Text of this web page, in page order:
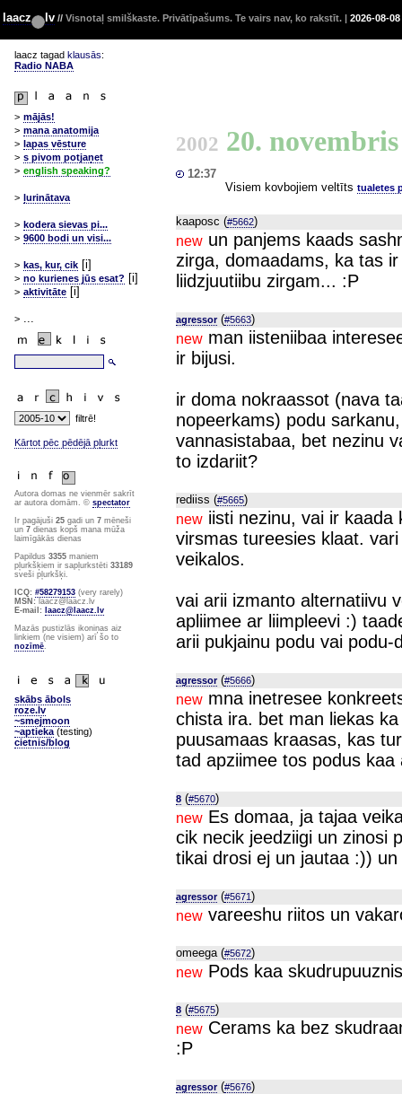
laacz lv // Visnotaļ smilškaste. Privātīpašums. Te vairs nav, ko rakstīt. | 2026-08-
laacz tagad klausās:
Radio NABA
> mājās!
> mana anatomija
> lapas vēsture
> s pivom potjaņet
> english speaking?
> ļurinātava
> kodera sievas pi...
> 9600 bodi un visi...
> kas, kur, cik [i]
> no kurienes jūs esat? [i]
> aktivitāte [i]
> ...
Kārtot pēc pēdējā pļurkt
Autora domas ne vienmēr sakrīt
ar autora domām. © spectator
Ir pagājuši 25 gadi un 7 mēneši
un 7 dienas kopš mana mūža
laimīgākās dienas
Papildus 3355 maniem
pļurkšķiem ir sapļurkstēti 33189
sveši pļurkšķi.
ICQ: #58279153 (very rarely)
MSN: laacz@laacz.lv
E-mail:
laacz@laacz.lv
Mazās pustizlās ikoniņas aiz
linkiem (ne visiem) arī šo to
nozīmē.
skābs ābols
roze.lv
~smejmoon
~aptieka (testing)
cietnis/blog
2002 20.
12:37
Visiem kovbojiem veltīts tualetes
kaaposc (#5662)
new un panjems kaads
zirga, domaadams, ka tas
liidzjuutiibu zirgam... :P
agressor(#5663)
new man iisteniibaa
ir bijusi.
ir doma nokraassot (nava
nopeerkams) podu
vannasistabaa, bet nezinu
to izdariit?
rediiss (#5665)
new iisti nezinu, vai ir
virsmas tureesies klaat.
veikalos.
vai arii izmanto alternatiivu
apliimee ar liimpleevi :)
arii pukjainu podu vai podu-
agressor(#5666)
new mna inetresee
chista ira. bet man liekas
puusamaas kraasas, kas
tad apziimee tos podus
8 (#5670)
new Es domaa, ja tajaa
cik necik jeedziigi un zinosi
tikai drosi ej un jautaa :))
agressor(#5671)
new vareeshu riitos un
omeega (#5672)
new Pods kaa
8 (#5675)
new Cerams ka bez
:P
agressor(#5676)